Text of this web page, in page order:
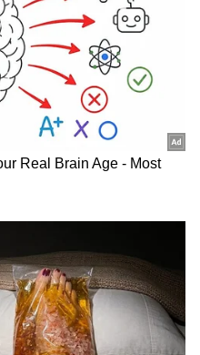
ಮನೆಯೊಳಗಿರುವ
ಆದ್ರೆ ಅದರಿಂದ
ಹರಡುತ್ತೆ ಎನ್ನುವ
ಮಾಡಿದ್ದಾಳೆ. ಆಕೆ
ಹೋಗ್ಬೇಕು ಅಂದ್ರೆ
ನೀಡ್ತಾಳೆ. ಅದನ್ನು
ಅದಾದ ನಂತ್ರ ಈಗಾಗಲೇ
ಆ ಮಾರ್ಕ್ ನಿಂದ